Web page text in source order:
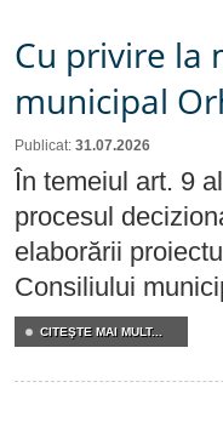
Cu privire la
municipal
Publicat: 31.07.2026
În temeiul art. 9
procesul
elaborării
Consiliului
CITEŞTE MAI MULT...